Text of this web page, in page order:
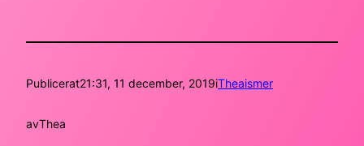
Publicerat21:31, 11 december, 2019iTheaismer
avThea